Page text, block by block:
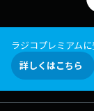
ラジコプレミアム
詳しくはこちら